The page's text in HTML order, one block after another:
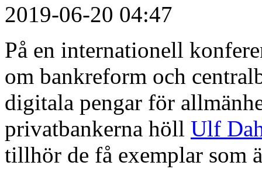
2019-06-20 04:47
På en internationell
om bankreform och
digitala pengar för
privatbankerna höll Ulf
tillhör de få exemplar som